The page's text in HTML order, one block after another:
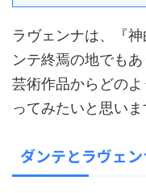
ラヴェンナは、『
ンテ終焉の地でも
芸術作品からどの
ってみたいと思いま
ダンテとラヴェ